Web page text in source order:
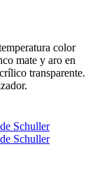
color
mate y aro en
transparente.